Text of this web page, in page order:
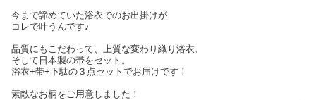
今まで諦めていた浴衣でのお出掛けが
コレで叶うんです♪
品質にもこだわって、上質な変わり織り浴衣、
そして日本製の帯をセット。
浴衣+帯+下駄の３点セットでお届けです！
素敵なお柄をご用意しました！